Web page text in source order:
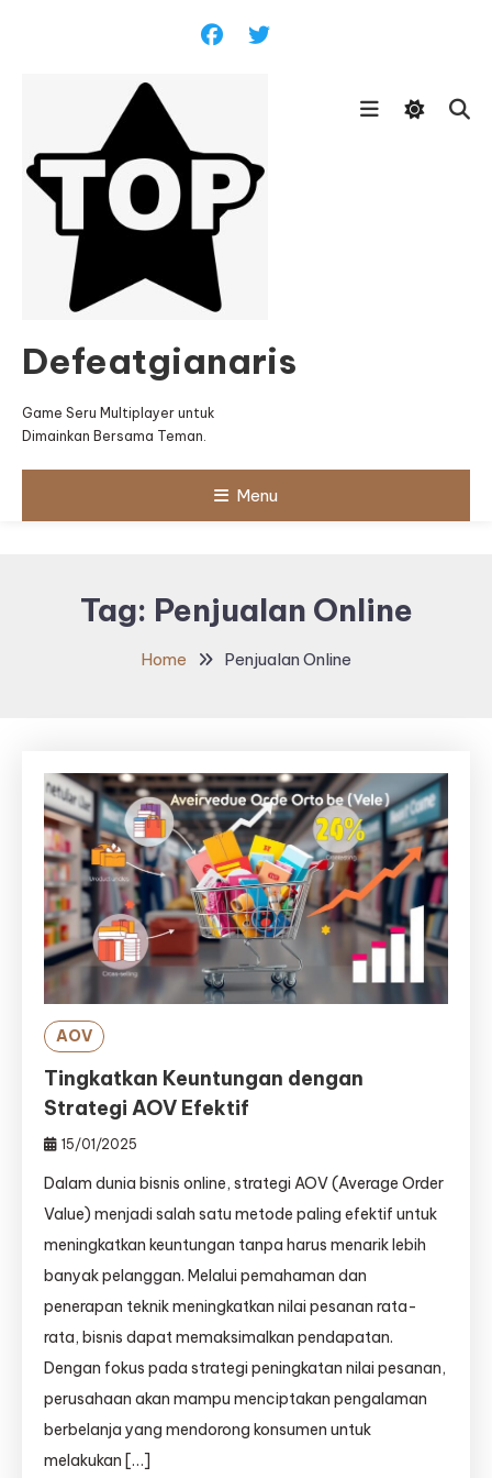
Defeatgianaris
Game Seru Multiplayer untuk
Dimainkan Bersama Teman.
Menu
Tag: Penjualan Online
Home Penjualan Online
AOV
Tingkatkan Keuntungan dengan
Strategi AOV Efektif
15/01/2025
Dalam dunia bisnis online, strategi AOV (Average Order
Value) menjadi salah satu metode paling efektif untuk
meningkatkan keuntungan tanpa harus menarik lebih
banyak pelanggan. Melalui pemahaman dan
penerapan teknik meningkatkan nilai pesanan rata-
rata, bisnis dapat memaksimalkan pendapatan.
Dengan fokus pada strategi peningkatan nilai pesanan,
perusahaan akan mampu menciptakan pengalaman
berbelanja yang mendorong konsumen untuk
melakukan […]